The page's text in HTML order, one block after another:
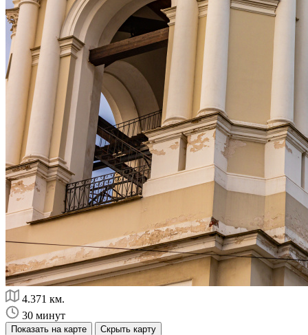
4.371 км.
30 минут
Показать на карте Скрыть карту